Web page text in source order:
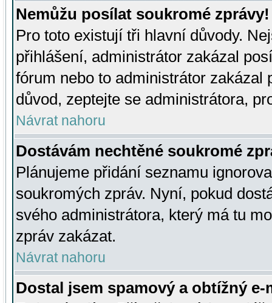
Nemůžu posílat soukromé zprávy!
Pro toto existují tři hlavní důvody.
přihlášení, administrátor zakázal
fórum nebo to administrátor zakázal
důvod, zeptejte se administrátora,
Návrat nahoru
Dostávám nechtěné soukromé
Plánujeme přidání seznamu
soukromých zpráv. Nyní, pokud
svého administrátora, který má tu
zpráv zakázat.
Návrat nahoru
Dostal jsem spamový a obtížný